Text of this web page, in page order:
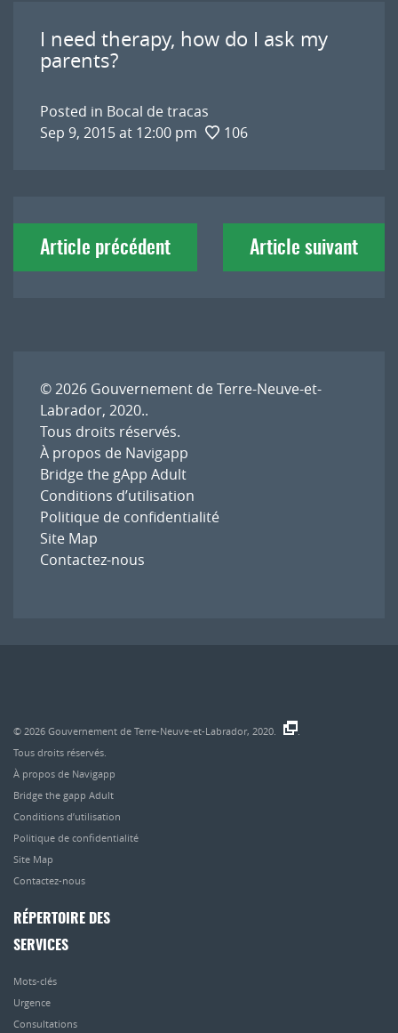
I need therapy, how do I ask my
parents?
Posted in Bocal de tracas
Sep 9, 2015 at 12:00 pm
106
Navigation
deArticle précédent Article suivant
© 2026 Gouvernement de Terre-Neuve-et-
Labrador, 2020..
Tous droits réservés.
À propos de Navigapp
Bridge the gApp Adult
Conditions d’utilisation
Politique de confidentialité
Site Map
Contactez-nous
© 2026 Gouvernement de Terre-Neuve-et-Labrador, 2020.
Tous droits réservés.
À propos de Navigapp
Bridge the gapp Adult
Conditions d’utilisation
Politique de confidentialité
Site Map
Contactez-nous
RÉPERTOIRE DES
SERVICES
Mots-clés
Urgence
Consultations